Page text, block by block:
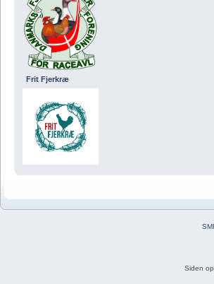
Frit Fjerkræ
Siden